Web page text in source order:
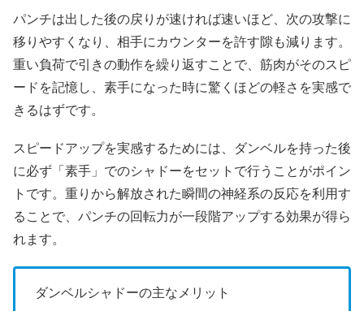
パンチは出した後の戻りが速ければ速いほど、次の攻撃に
移りやすくなり、相手にカウンターを許す隙も減ります。
重い負荷で引きの動作を繰り返すことで、筋肉がそのスピ
ードを記憶し、素手になった時に驚くほどの軽さを実感で
きるはずです。
スピードアップを実感するためには、ダンベルを持った後
に必ず「素手」でのシャドーをセットで行うことがポイン
トです。重りから解放された瞬間の神経系の反応を利用す
ることで、パンチの回転力が一段階アップする効果が得ら
れます。
ダンベルシャドーの主なメリット